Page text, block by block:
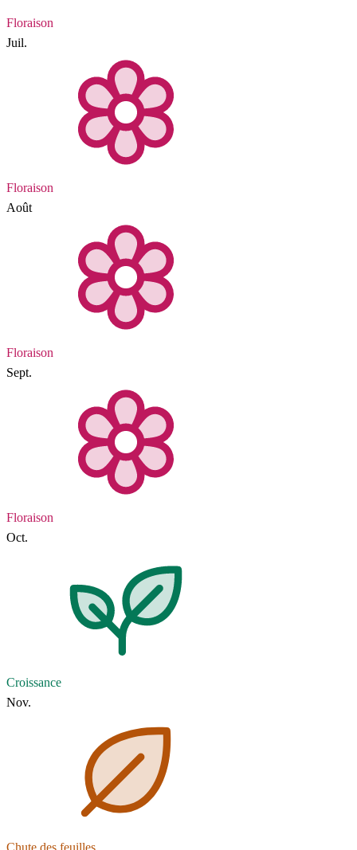
Floraison
Juil.
Floraison
Août
Floraison
Sept.
Floraison
Oct.
Croissance
Nov.
Chute des feuilles